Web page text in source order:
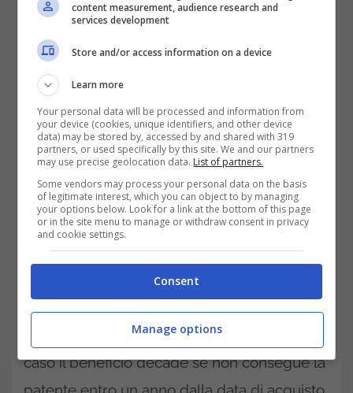
Per completare la pratica, l’acquirente deve
fornire al concessionario anche un atto
notorio che attesti di non avere acquistato o
importato, nei quattro anni precedenti, un
altro veicolo con aliquota agevolata. Se
l’interessato non ha ancora conseguito la
patente speciale ma possiede il foglio rosa
comunque ottenere l’IVA al 4%. In questo
caso il beneficio decade se non consegue la
content measurement, audience research and
services development
Store and/or access information on a device
Learn more
Your personal data will be processed and information from
your device (cookies, unique identifiers, and other device
data) may be stored by, accessed by and shared with 319
partners, or used specifically by this site. We and our partners
may use precise geolocation data. List of partners.
Some vendors may process your personal data on the basis
of legitimate interest, which you can object to by managing
your options below. Look for a link at the bottom of this page
or in the site menu to manage or withdraw consent in privacy
and cookie settings.
Consent
Manage options